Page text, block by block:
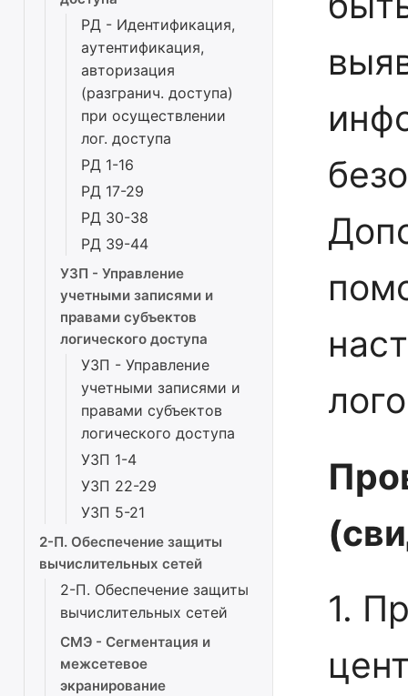
РД - Идентификация,
аутентификация,
авторизация
(разгранич. доступа)
при осуществлении
лог. доступа
РД 1-16
РД 17-29
РД 30-38
РД 39-44
УЗП - Управление
учетными записями и
правами субъектов
логического доступа
УЗП - Управление
учетными записями и
правами субъектов
логического доступа
УЗП 1-4
УЗП 22-29
УЗП 5-21
2-П. Обеспечение защиты
вычислительных сетей
2-П. Обеспечение защиты
вычислительных сетей
СМЭ - Сегментация и
межсетевое
экранирование
1.